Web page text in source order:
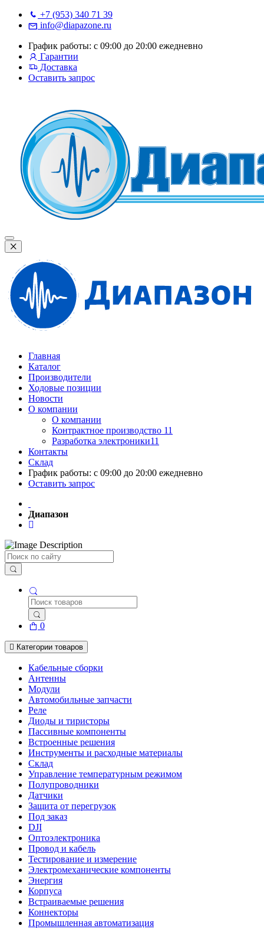
+7 (953) 340 71 39
info@diapazone.ru
График работы: с 09:00 до 20:00 ежедневно
Гарантии
Доставка
Оставить запрос
Главная
Каталог
Производители
Ходовые позиции
Новости
О компании
О компании
Контрактное производство 11
Разработка электроники11
Контакты
Склад
График работы: с 09:00 до 20:00 ежедневно
Оставить запрос
Диапазон
Поиск
0
Категории товаров
Кабельные сборки
Антенны
Модули
Автомобильные запчасти
Реле
Диоды и тиристоры
Пассивные компоненты
Встроенные решения
Инструменты и расходные материалы
Склад
Управление температурным режимом
Полупроводники
Датчики
Защита от перегрузок
Под заказ
DJI
Оптоэлектроника
Провод и кабель
Тестирование и измерение
Электромеханические компоненты
Энергия
Корпуса
Встраиваемые решения
Коннекторы
Промышленная автоматизация